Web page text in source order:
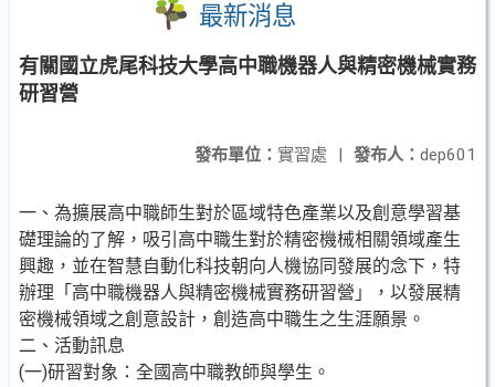
最新消息
有關國立虎尾科技大學高中職機器人與精密機械實務
研習營
發布人： dep601
發布單位： 實習處 |
一、為擴展高中職師生對於區域特色產業以及創意學習基
礎理論的了解，吸引高中職生對於精密機械相關領域產生
興趣，並在智慧自動化科技朝向人機協同發展的念下，特
辦理「高中職機器人與精密機械實務研習營」，以發展精
密機械領域之創意設計，創造高中職生之生涯願景。
二、活動訊息
(一)研習對象：全國高中職教師與學生。